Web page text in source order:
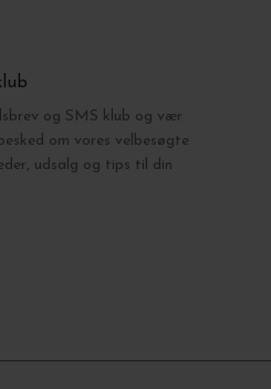
og SMS klub og vær
om vores velbesøgte
udsalg og tips til din